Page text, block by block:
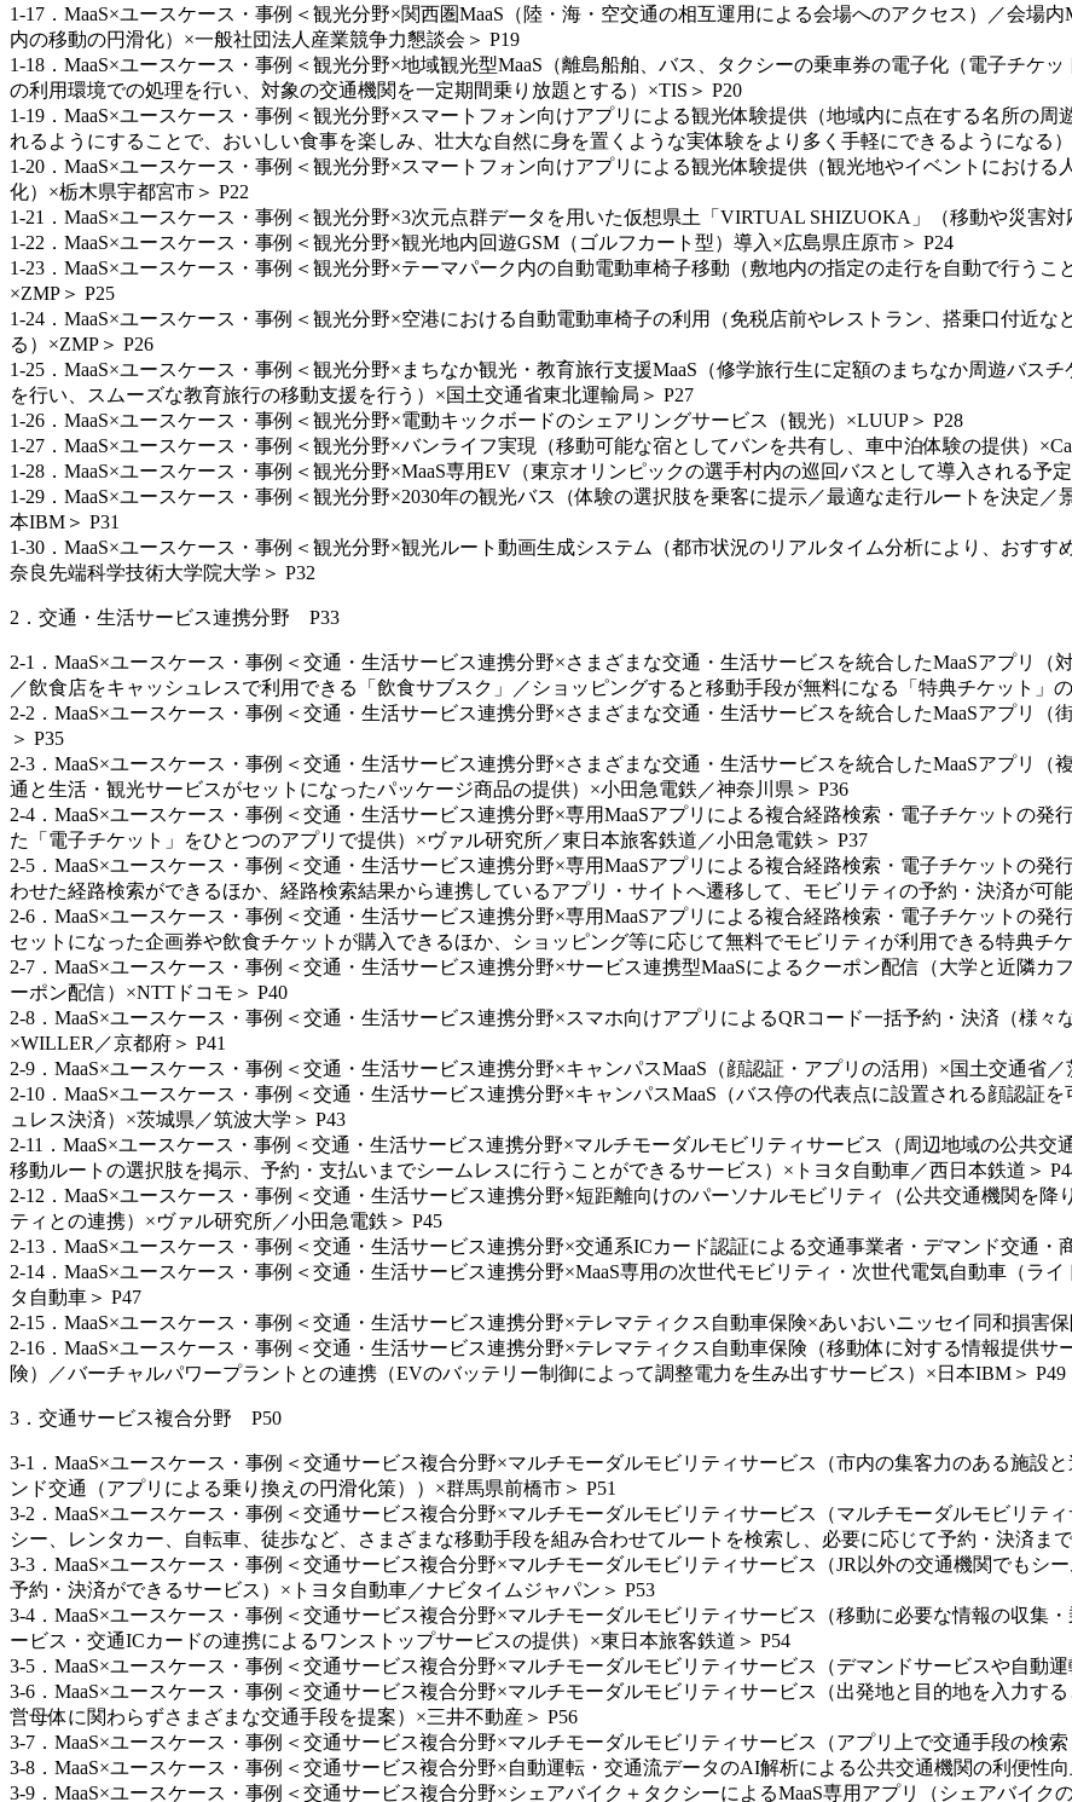
1-17．MaaS×ユースケース・事例＜観光分野×関西圏MaaS（陸・海・空交通の相互運用による会場へのアクセス）／会場
内の移動の円滑化）×一般社団法人産業競争力懇談会＞ P19
1-18．MaaS×ユースケース・事例＜観光分野×地域観光型MaaS（離島船舶、バス、タクシーの乗車券の電子化（電子チケ
の利用環境での処理を行い、対象の交通機関を一定期間乗り放題とする）×TIS＞ P20
1-19．MaaS×ユースケース・事例＜観光分野×スマートフォン向けアプリによる観光体験提供（地域内に点在する名所の
れるようにすることで、おいしい食事を楽しみ、壮大な自然に身を置くような実体験をより多く手軽にできるようになる
1-20．MaaS×ユースケース・事例＜観光分野×スマートフォン向けアプリによる観光体験提供（観光地やイベントにおけ
化）×栃木県宇都宮市＞ P22
1-21．MaaS×ユースケース・事例＜観光分野×3次元点群データを用いた仮想県土「VIRTUAL SHIZUOKA」（移動や災害
1-22．MaaS×ユースケース・事例＜観光分野×観光地内回遊GSM（ゴルフカート型）導入×広島県庄原市＞ P24
1-23．MaaS×ユースケース・事例＜観光分野×テーマパーク内の自動電動車椅子移動（敷地内の指定の走行を自動で行うこ
×ZMP＞ P25
1-24．MaaS×ユースケース・事例＜観光分野×空港における自動電動車椅子の利用（免税店前やレストラン、搭乗口付近
る）×ZMP＞ P26
1-25．MaaS×ユースケース・事例＜観光分野×まちなか観光・教育旅行支援MaaS（修学旅行生に定額のまちなか周遊バス
を行い、スムーズな教育旅行の移動支援を行う）×国土交通省東北運輸局＞ P27
1-26．MaaS×ユースケース・事例＜観光分野×電動キックボードのシェアリングサービス（観光）×LUUP＞ P28
1-27．MaaS×ユースケース・事例＜観光分野×バンライフ実現（移動可能な宿としてバンを共有し、車中泊体験の提供）
1-28．MaaS×ユースケース・事例＜観光分野×MaaS専用EV（東京オリンピックの選手村内の巡回バスとして導入される予
1-29．MaaS×ユースケース・事例＜観光分野×2030年の観光バス（体験の選択肢を乗客に提示／最適な走行ルートを決定
本IBM＞ P31
1-30．MaaS×ユースケース・事例＜観光分野×観光ルート動画生成システム（都市状況のリアルタイム分析により、おす
奈良先端科学技術大学院大学＞ P32
2．交通・生活サービス連携分野 P33
2-1．MaaS×ユースケース・事例＜交通・生活サービス連携分野×さまざまな交通・生活サービスを統合したMaaSアプリ（
／飲食店をキャッシュレスで利用できる「飲食サブスク」／ショッピングすると移動手段が無料になる「特典チケット」
2-2．MaaS×ユースケース・事例＜交通・生活サービス連携分野×さまざまな交通・生活サービスを統合したMaaSアプリ
＞ P35
2-3．MaaS×ユースケース・事例＜交通・生活サービス連携分野×さまざまな交通・生活サービスを統合したMaaSアプリ
通と生活・観光サービスがセットになったパッケージ商品の提供）×小田急電鉄／神奈川県＞ P36
2-4．MaaS×ユースケース・事例＜交通・生活サービス連携分野×専用MaaSアプリによる複合経路検索・電子チケットの
た「電子チケット」をひとつのアプリで提供）×ヴァル研究所／東日本旅客鉄道／小田急電鉄＞ P37
2-5．MaaS×ユースケース・事例＜交通・生活サービス連携分野×専用MaaSアプリによる複合経路検索・電子チケットの
わせた経路検索ができるほか、経路検索結果から連携しているアプリ・サイトへ遷移して、モビリティの予約・決済が可
2-6．MaaS×ユースケース・事例＜交通・生活サービス連携分野×専用MaaSアプリによる複合経路検索・電子チケットの
セットになった企画券や飲食チケットが購入できるほか、ショッピング等に応じて無料でモビリティが利用できる特典チ
2-7．MaaS×ユースケース・事例＜交通・生活サービス連携分野×サービス連携型MaaSによるクーポン配信（大学と近隣
ーポン配信）×NTTドコモ＞ P40
2-8．MaaS×ユースケース・事例＜交通・生活サービス連携分野×スマホ向けアプリによるQRコード一括予約・決済（様々
×WILLER／京都府＞ P41
2-9．MaaS×ユースケース・事例＜交通・生活サービス連携分野×キャンパスMaaS（顔認証・アプリの活用）×国土交通省／
2-10．MaaS×ユースケース・事例＜交通・生活サービス連携分野×キャンパスMaaS（バス停の代表点に設置される顔認証
ュレス決済）×茨城県／筑波大学＞ P43
2-11．MaaS×ユースケース・事例＜交通・生活サービス連携分野×マルチモーダルモビリティサービス（周辺地域の公共
移動ルートの選択肢を掲示、予約・支払いまでシームレスに行うことができるサービス）×トヨタ自動車／西日本鉄道＞
2-12．MaaS×ユースケース・事例＜交通・生活サービス連携分野×短距離向けのパーソナルモビリティ（公共交通機関を
ティとの連携）×ヴァル研究所／小田急電鉄＞ P45
2-13．MaaS×ユースケース・事例＜交通・生活サービス連携分野×交通系ICカード認証による交通事業者・デマンド交通・
2-14．MaaS×ユースケース・事例＜交通・生活サービス連携分野×MaaS専用の次世代モビリティ・次世代電気自動車（ラ
タ自動車＞ P47
2-15．MaaS×ユースケース・事例＜交通・生活サービス連携分野×テレマティクス自動車保険×あいおいニッセイ同和損害保
2-16．MaaS×ユースケース・事例＜交通・生活サービス連携分野×テレマティクス自動車保険（移動体に対する情報提供
険）／バーチャルパワープラントとの連携（EVのバッテリー制御によって調整電力を生み出すサービス）×日本IBM＞ P49
3．交通サービス複合分野 P50
3-1．MaaS×ユースケース・事例＜交通サービス複合分野×マルチモーダルモビリティサービス（市内の集客力のある施設
ンド交通（アプリによる乗り換えの円滑化策））×群馬県前橋市＞ P51
3-2．MaaS×ユースケース・事例＜交通サービス複合分野×マルチモーダルモビリティサービス（マルチモーダルモビリテ
シー、レンタカー、自転車、徒歩など、さまざまな移動手段を組み合わせてルートを検索し、必要に応じて予約・決済ま
3-3．MaaS×ユースケース・事例＜交通サービス複合分野×マルチモーダルモビリティサービス（JR以外の交通機関でもシ
予約・決済ができるサービス）×トヨタ自動車／ナビタイムジャパン＞ P53
3-4．MaaS×ユースケース・事例＜交通サービス複合分野×マルチモーダルモビリティサービス（移動に必要な情報の収集
ービス・交通ICカードの連携によるワンストップサービスの提供）×東日本旅客鉄道＞ P54
3-5．MaaS×ユースケース・事例＜交通サービス複合分野×マルチモーダルモビリティサービス（デマンドサービスや自動
3-6．MaaS×ユースケース・事例＜交通サービス複合分野×マルチモーダルモビリティサービス（出発地と目的地を入力す
営母体に関わらずさまざまな交通手段を提案）×三井不動産＞ P56
3-7．MaaS×ユースケース・事例＜交通サービス複合分野×マルチモーダルモビリティサービス（アプリ上で交通手段の検
3-8．MaaS×ユースケース・事例＜交通サービス複合分野×自動運転・交通流データのAI解析による公共交通機関の利便性
3-9．MaaS×ユースケース・事例＜交通サービス複合分野×シェアバイク＋タクシーによるMaaS専用アプリ（シェアバイ